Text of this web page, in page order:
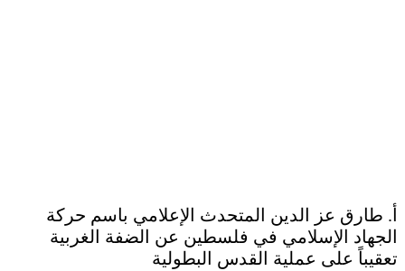
أ. طارق عز الدين المتحدث الإعلامي باسم حركة
الجهاد الإسلامي في فلسطين عن الضفة الغربية
تعقيباً على عملية القدس البطولية